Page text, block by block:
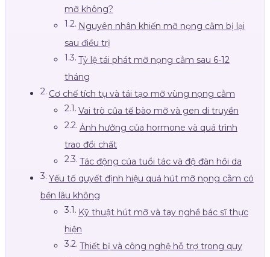
mỡ không?
Nguyên nhân khiến mỡ nọng cằm bị lại
sau điều trị
Tỷ lệ tái phát mỡ nọng cằm sau 6-12
tháng
Cơ chế tích tụ và tái tạo mỡ vùng nọng cằm
Vai trò của tế bào mỡ và gen di truyền
Ảnh hưởng của hormone và quá trình
trao đổi chất
Tác động của tuổi tác và độ đàn hồi da
Yếu tố quyết định hiệu quả hút mỡ nọng cằm có
bền lâu không
Kỹ thuật hút mỡ và tay nghề bác sĩ thực
hiện
Thiết bị và công nghệ hỗ trợ trong quy